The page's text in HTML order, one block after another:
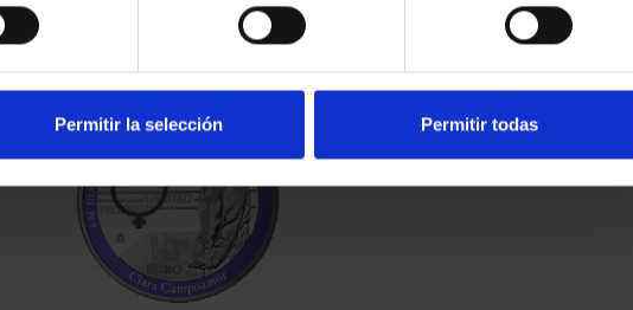
Permitir la selección Permitir todas